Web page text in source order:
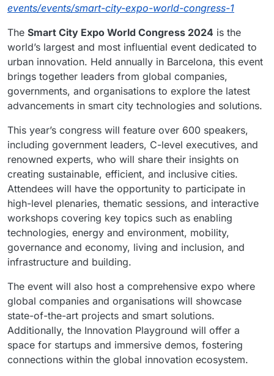
events/events/smart-city-expo-world-congress-1
The Smart City Expo World Congress 2024 is the
world’s largest and most influential event dedicated to
urban innovation. Held annually in Barcelona, this event
brings together leaders from global companies,
governments, and organisations to explore the latest
advancements in smart city technologies and solutions.
This year’s congress will feature over 600 speakers,
including government leaders, C-level executives, and
renowned experts, who will share their insights on
creating sustainable, efficient, and inclusive cities.
Attendees will have the opportunity to participate in
high-level plenaries, thematic sessions, and interactive
workshops covering key topics such as enabling
technologies, energy and environment, mobility,
governance and economy, living and inclusion, and
infrastructure and building.
The event will also host a comprehensive expo where
global companies and organisations will showcase
state-of-the-art projects and smart solutions.
Additionally, the Innovation Playground will offer a
space for startups and immersive demos, fostering
connections within the global innovation ecosystem.